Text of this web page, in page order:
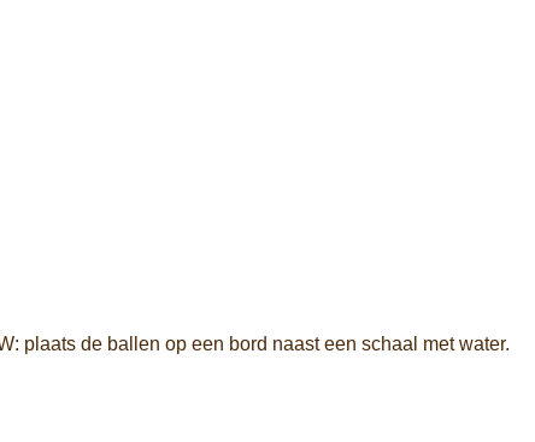
plaats de ballen op een bord naast een schaal met water.